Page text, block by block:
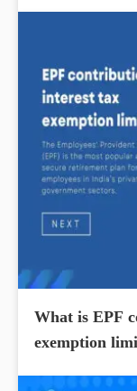
What is EPF
exemption